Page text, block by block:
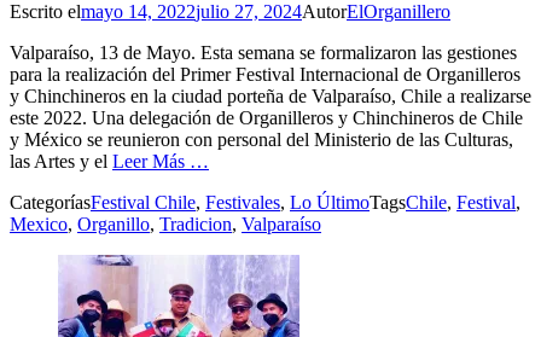
Escrito elmayo 14, 2022julio 27, 2024AutorElOrganillero
Valparaíso, 13 de Mayo. Esta semana se formalizaron las gestiones
para la realización del Primer Festival Internacional de Organilleros
y Chinchineros en la ciudad porteña de Valparaíso, Chile a realizarse
este 2022. Una delegación de Organilleros y Chinchineros de Chile
y México se reunieron con personal del Ministerio de las Culturas,
las Artes y el Leer Más …
CategoríasFestival Chile, Festivales, Lo ÚltimoTagsChile, Festival,
Mexico, Organillo, Tradicion, Valparaíso